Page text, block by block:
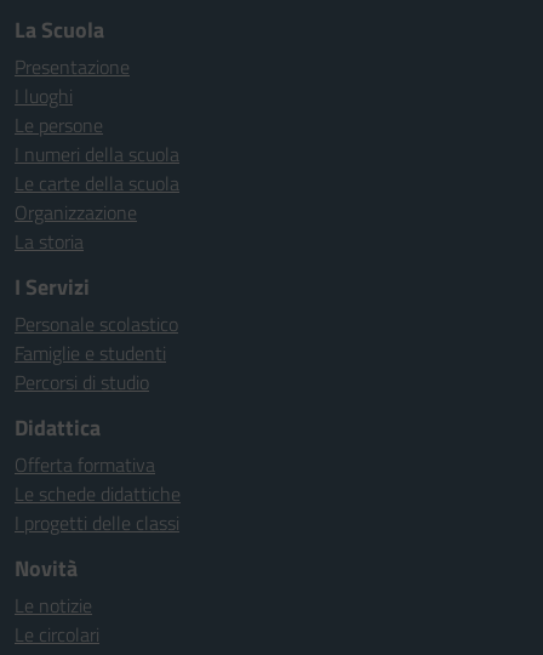
La Scuola
Presentazione
I luoghi
Le persone
I numeri della scuola
Le carte della scuola
Organizzazione
La storia
I Servizi
Personale scolastico
Famiglie e studenti
Percorsi di studio
Didattica
Offerta formativa
Le schede didattiche
I progetti delle classi
Novità
Le notizie
Le circolari